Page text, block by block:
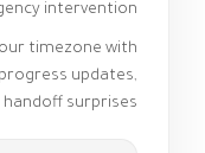
intervention
timezone with
updates,
surprises